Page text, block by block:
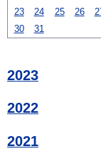
23
24 25 26
30
31
2023
2022
2021